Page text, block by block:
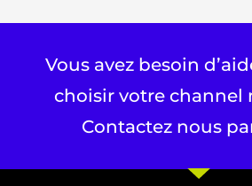
Vous avez besoin
choisir votre channel
Contactez nous